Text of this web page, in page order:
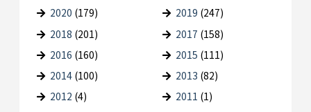
2020 (179) 2019 (247)
2018 (201) 2017 (158)
2016 (160) 2015 (111)
2014 (100) 2013 (82)
2012 (4) 2011 (1)